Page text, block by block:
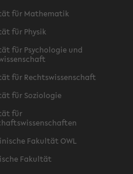
für Mathematik
für Physik
für Psychologie und
für Rechtswissenschaft
für Soziologie
für
Fakultät OWL
Fakultät